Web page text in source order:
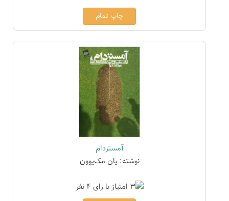
چاپ تمام
آمستردام
نوشته: یان مک‌یوون